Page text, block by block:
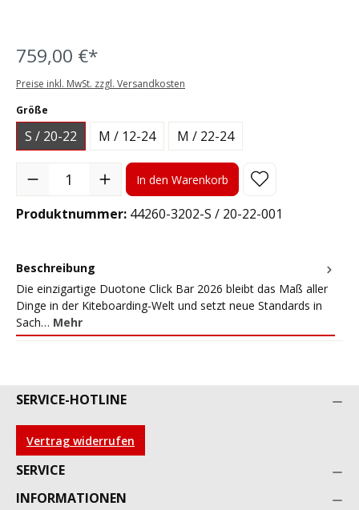
759,00 €*
Preise inkl. MwSt. zzgl. Versandkosten
Größe
S / 20-22 M / 12-24 M / 22-24
Produkt Anzahl: Gib den gewünschten Wert ein oder benutze
In den Warenkorb
Produktnummer: 44260-3202-S / 20-22-001
Beschreibung
Die einzigartige Duotone Click Bar 2026 bleibt das Maß aller
Dinge in der Kiteboarding-Welt und setzt neue Standards in
Sach… Mehr
SERVICE-HOTLINE
Vertrag widerrufen
SERVICE
INFORMATIONEN